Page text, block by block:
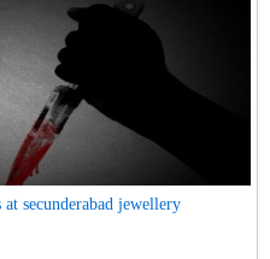
secunderabad jewellery